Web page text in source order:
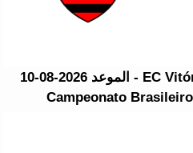
مباراة CR Flamengo ضد EC Vitória - الموعد 2026-08-10